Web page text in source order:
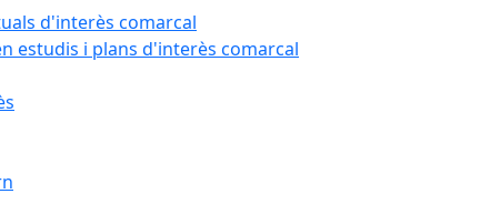
d'interès comarcal
estudis i plans d'interès comarcal